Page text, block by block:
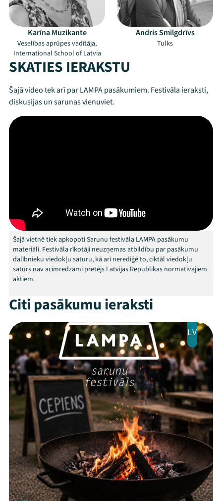
Mana programma
Festivāls
Programma
Arhīvs
Veikals
Kontakti
ThreadsFacebookYoutube
X Instagram
Flick TikTok
Karīna Muzikante
Veselības aprūpes vadītāja,
International School of Latvia
Andris Smilgdrīvs
Tulks
SKATIES IERAKSTU
Šajā video tek arī par LAMPA pasākumiem. Festivāla ieraksti,
diskusijas un sarunas vienuviet.
Šajā vietnē tiek apkopoti Sarunu festivāla LAMPA pasākumu
materiāli. Festivāla rīkotāji neuzņemas atbildību par pasākumu
dalībnieku viedokļu saturu, kā arī nerediģē to, ciktāl viedokļu
saturs nav acīmredzami pretējs Latvijas Republikas normatīvajiem
aktiem.
Citi pasākumu ieraksti
LV